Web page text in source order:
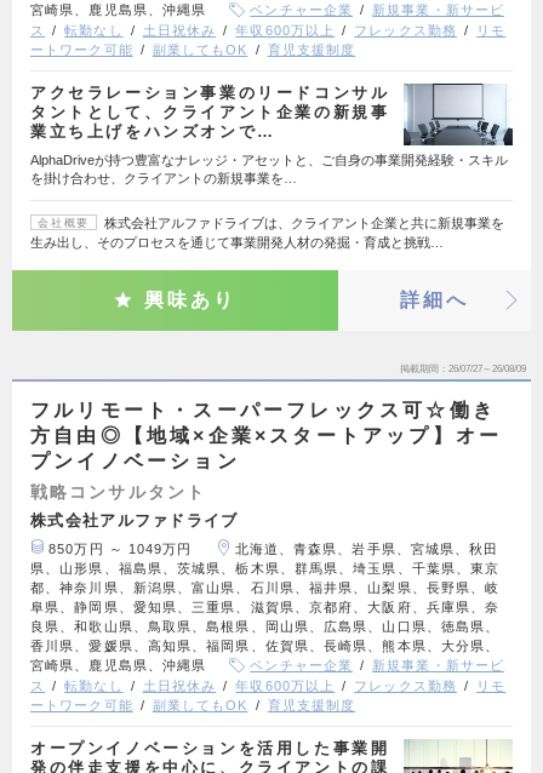
宮崎県、鹿児島県、沖縄県
ベンチャー企業
新規事業・新サービ
ス
転勤なし 土日祝休み 年収600万以上 フレックス勤務
リモ
ートワーク可能
副業してもOK 育児支援制度
アクセラレーション事業のリードコンサル
タントとして、クライアント企業の新規事
業立ち上げをハンズオンで…
AlphaDriveが持つ豊富なナレッジ・アセットと、ご自身の事業開発経験・スキル
を掛け合わせ、クライアントの新規事業を…
会社概要
株式会社アルファドライブは、クライアント企業と共に新規事業を
生み出し、そのプロセスを通じて事業開発人材の発掘・育成と挑戦…
興味あり 詳細へ
掲載期間 26/07/27～26/08/09
フルリモート・スーパーフレックス可☆働き
方自由◎【地域×企業×スタートアップ】オー
プンイノベーション
戦略コンサルタント
株式会社アルファドライブ
850万円 ～ 1049万円
北海道、青森県、岩手県、宮城県、秋田
県、山形県、福島県、茨城県、栃木県、群馬県、埼玉県、千葉県、東京
都、神奈川県、新潟県、富山県、石川県、福井県、山梨県、長野県、岐
阜県、静岡県、愛知県、三重県、滋賀県、京都府、大阪府、兵庫県、奈
良県、和歌山県、鳥取県、島根県、岡山県、広島県、山口県、徳島県、
香川県、愛媛県、高知県、福岡県、佐賀県、長崎県、熊本県、大分県、
宮崎県、鹿児島県、沖縄県
ベンチャー企業
新規事業・新サービ
ス
転勤なし 土日祝休み 年収600万以上 フレックス勤務
リモ
ートワーク可能
副業してもOK 育児支援制度
オープンイノベーションを活用した事業開
発の伴走支援を中心に、クライアントの課